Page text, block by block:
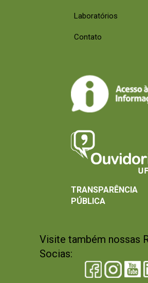
Laboratórios
Contato
Visite também nossas
Socias:
TRANSPARÊNCIA
PÚBLICA